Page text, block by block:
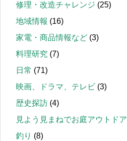
修理・改造チャレンジ (25)
地域情報 (16)
家電・商品情報など (3)
料理研究 (7)
日常 (71)
映画、ドラマ、テレビ (3)
歴史探訪 (4)
見よう見まねでお庭アウトドア
釣り (8)